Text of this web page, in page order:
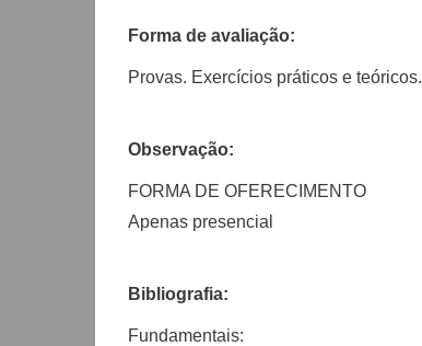
Forma de avaliação:
Provas. Exercícios práticos e teóricos.
Observação:
FORMA DE OFERECIMENTO
Apenas presencial
Bibliografia:
Fundamentais: